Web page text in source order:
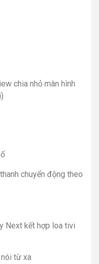
chia nhỏ màn hình
chuyển động theo
Next kết hợp loa tivi
từ xa